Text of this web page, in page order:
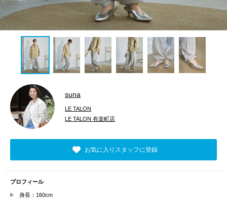
suna
LE TALON
LE TALON 有楽町店
お気に入りスタッフに登録
プロフィール
身長：160cm